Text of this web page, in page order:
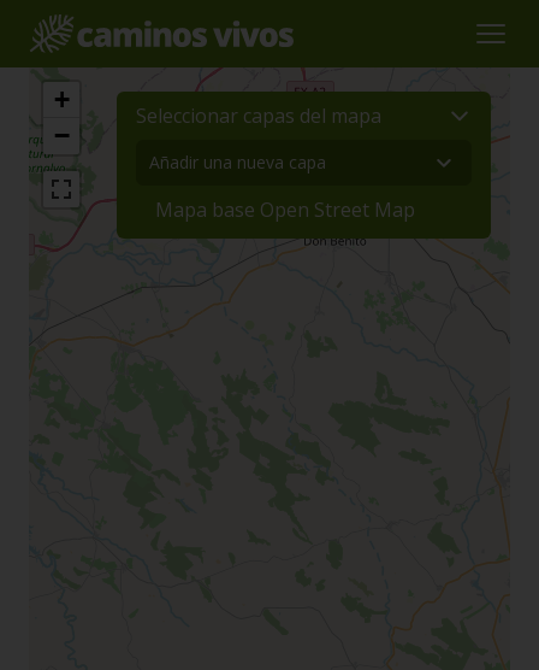
Seleccionar capas del mapa
Mapa base Open Street Map
+
−